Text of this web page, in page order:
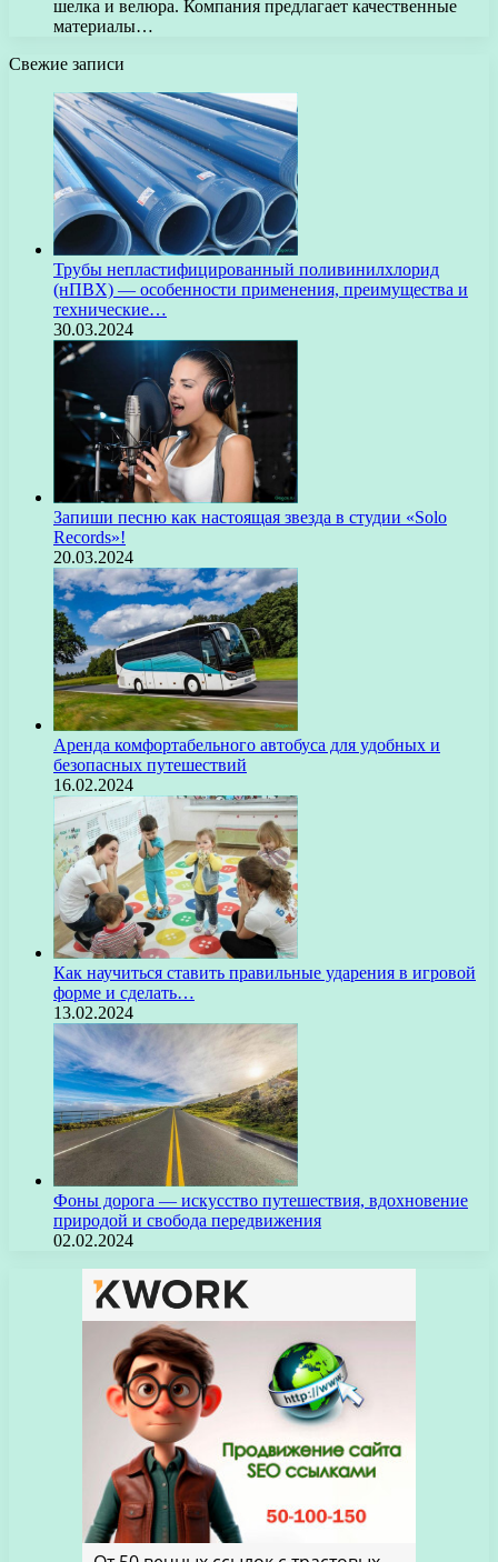
шелка и велюра. Компания предлагает качественные
материалы…
Свежие записи
Трубы непластифицированный поливинилхлорид
(нПВХ) — особенности применения, преимущества и
технические…
30.03.2024
Запиши песню как настоящая звезда в студии «Solo
Records»!
20.03.2024
Аренда комфортабельного автобуса для удобных и
безопасных путешествий
16.02.2024
Как научиться ставить правильные ударения в игровой
форме и сделать…
13.02.2024
Фоны дорога — искусство путешествия, вдохновение
природой и свобода передвижения
02.02.2024